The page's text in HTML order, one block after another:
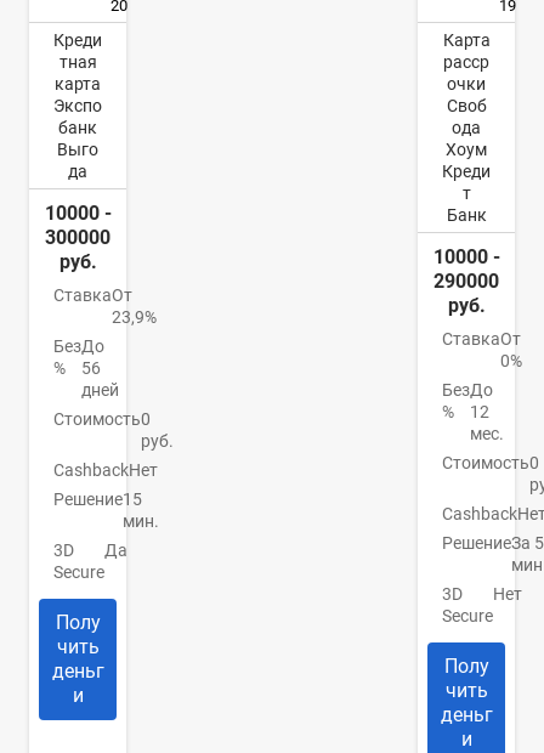
20
Креди
тная
карта
Экспо
банк
Выго
да
10000 -
300000
руб.
СтавкаОт
23,9%
Без
%
До
56
дней
Стоимость0
руб.
CashbackНет
Решение15
мин.
3D
Secure
Да
Полу
чить
деньг
и
19
Карта
расср
очки
Своб
ода
Хоум
Креди
т
Банк
10000 -
290000
руб.
СтавкаОт
0%
Без
%
До
12
мес.
Стоимость0
Cashback
РешениеЗа 5
3D
Secure
Нет
Полу
чить
деньг
и